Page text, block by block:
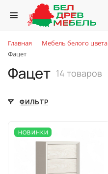
Главная Мебель белого цвета
Фацет
Фацет 14 товаров
ФИЛЬТР
НОВИНКИ